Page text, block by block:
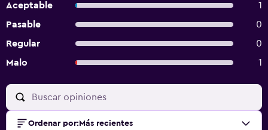
Aceptable
1
Pasable
0
Regular
0
Malo
1
Ordenar por: Más recientes